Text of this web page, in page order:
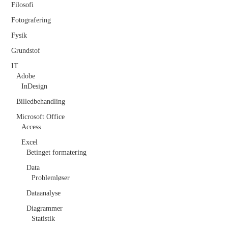
GRUNDLÆGGENDE TEKST
INDESIGN – OPBYGNING
TYPOGRAFI
HVORFOR TYPOGRAFI
BETYDER NOGET
HVEM ER TYPOGRAFIEN
TIL FOR?
NYHEDER
Filosofi
Fotografering
Fysik
Grundstof
IT
Adobe
InDesign
Billedbehandling
Microsoft Office
Access
Excel
Betinget formatering
Data
Problemløser
Dataanalyse
Diagrammer
Statistik